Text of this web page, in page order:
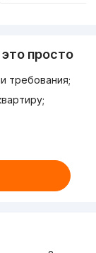
просто
требования;